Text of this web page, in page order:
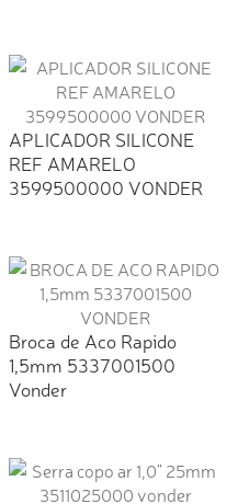
APLICADOR SILICONE
REF AMARELO
3599500000 VONDER
Broca de Aco Rapido
1,5mm 5337001500
Vonder